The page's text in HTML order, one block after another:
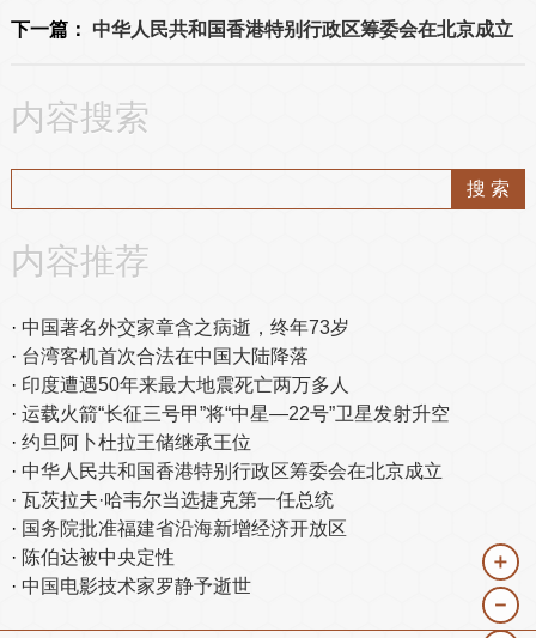
下一篇： 中华人民共和国香港特别行政区筹委会在北京成立
内容搜索
内容推荐
中国著名外交家章含之病逝，终年73岁
台湾客机首次合法在中国大陆降落
印度遭遇50年来最大地震死亡两万多人
运载火箭“长征三号甲”将“中星—22号”卫星发射升空
约旦阿卜杜拉王储继承王位
中华人民共和国香港特别行政区筹委会在北京成立
瓦茨拉夫·哈韦尔当选捷克第一任总统
国务院批准福建省沿海新增经济开放区
陈伯达被中央定性
中国电影技术家罗静予逝世
＋
－